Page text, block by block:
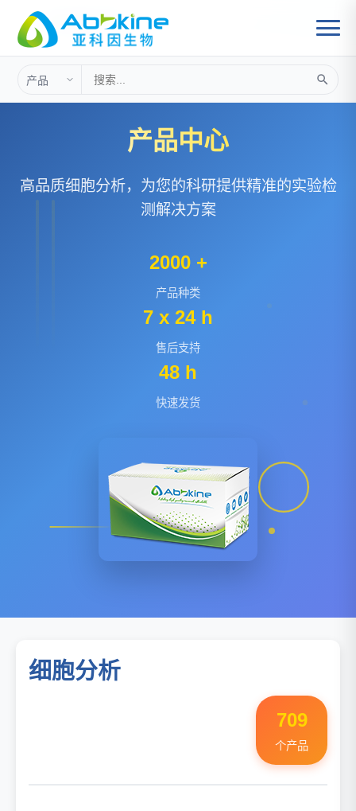
首页细胞分析>
产品中心
高品质细胞分析，为您的科研提供精准的实验检
测解决方案
2000 +
产品种类
7 x 24 h
售后支持
48 h
快速发货
细胞分析
709
个产品